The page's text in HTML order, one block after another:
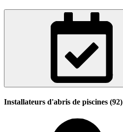
Installateurs d'abris de piscines (92)